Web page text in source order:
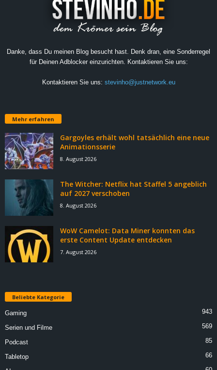
Danke, dass Du meinen Blog besucht hast. Denk dran, eine Sonderregel
für Deinen Adblocker einzurichten. Kontaktieren Sie uns:
Kontaktieren Sie uns: stevinho@justnetwork.eu
Mehr erfahren
Gargoyles erhält wohl tatsächlich eine neue
Animationsserie
8. August 2026
The Witcher: Netflix hat Staffel 5 angeblich
auf 2027 verschoben
8. August 2026
WoW Camelot: Data Miner konnten das
erste Content Update entdecken
7. August 2026
Beliebte Kategorie
Gaming 943
Serien und Filme 569
Podcast 85
Tabletop 66